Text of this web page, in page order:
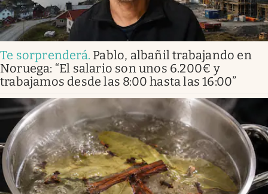
Te sorprenderá. Pablo, albañil trabajando en
Noruega: “El salario son unos 6.200€ y
trabajamos desde las 8:00 hasta las 16:00”